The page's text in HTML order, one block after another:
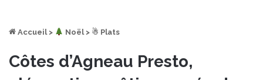
Accueil > ︎ Noël > ☃ Plats
Côtes d’Agneau Presto,